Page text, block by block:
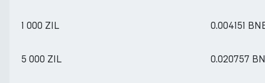
1 000 ZIL 0.004151
5 000 ZIL 0.020757